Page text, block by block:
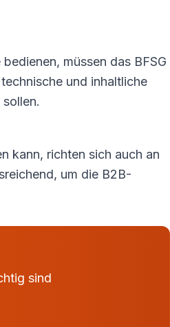
müssen das BFSG
und inhaltliche
kann, richten sich auch an
um die B2B-
sind